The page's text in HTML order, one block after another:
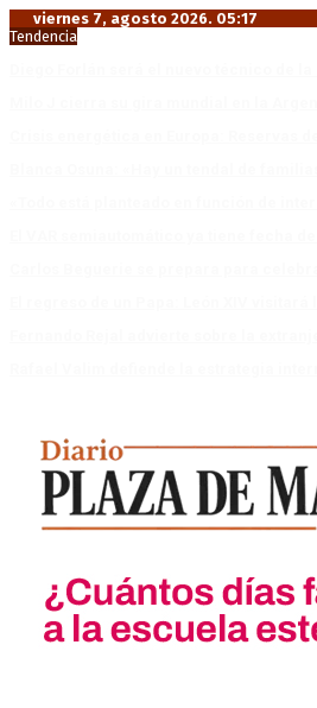
viernes 7, agosto 2026. 05:17
Tendencia